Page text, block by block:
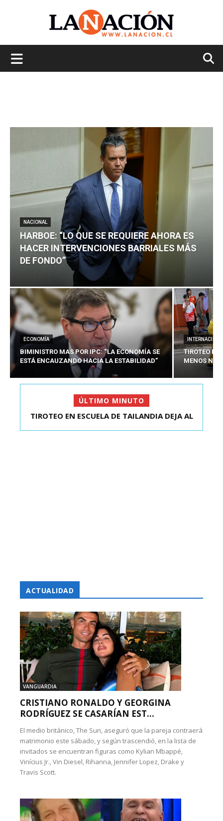
NACIONAL
HARBOE: “LO QUE SE REQUIERE AHORA ES
HACER INTERVENCIONES BARRIALES MÁS
DE FONDO”
ECONOMÍA
BIMINISTRO MAS POR IPC: “LA ECONOMÍA SE
ESTÁ ENCAUZANDO HACIA LA ESTABILIDAD”
TIROTEO
MENOS
ÚLTIMO MINUTO
HARBOE: “LO QUE SE REQUIERE AHORA ES HACER
TIROTEO EN ESCUELA DE TAILANDIA DEJA AL
ACTUALIDAD
VANGUARDIA
CRISTIANO RONALDO Y GEORGINA
RODRÍGUEZ SE CASARÍAN EST...
El medio británico, The Sun, aseguró que la pareja contraerá
matrimonio este sábado, y según trascendió, en la lista de
invitados se encuentran figuras como Kylian Mbappé,
Vinícius Jr., Vin Diesel, Rihanna, Jennifer Lopez, Drake y
Travis Scott.